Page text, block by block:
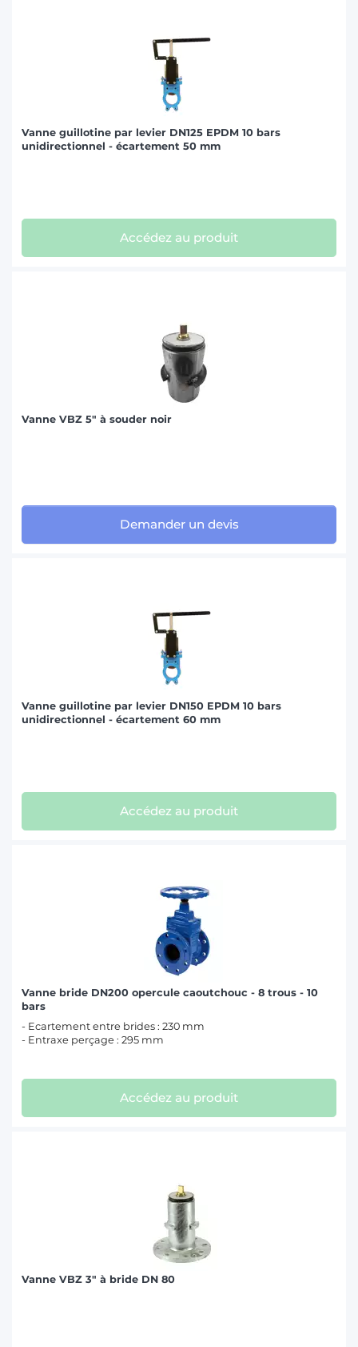
Vanne guillotine par levier DN125 EPDM 10 bars
unidirectionnel - écartement 50 mm
Accédez au produit
Vanne VBZ 5" à souder noir
Demander un devis
Vanne guillotine par levier DN150 EPDM 10 bars
unidirectionnel - écartement 60 mm
Accédez au produit
Vanne bride DN200 opercule caoutchouc - 8 trous - 10
bars
- Ecartement entre brides : 230 mm
- Entraxe perçage : 295 mm
Accédez au produit
Vanne VBZ 3" à bride DN 80